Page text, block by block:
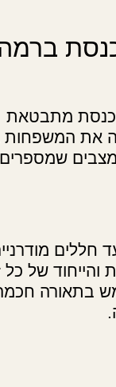
הכנסת מתבטאת
את
חללים
של כל
בתאורה